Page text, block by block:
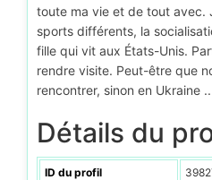
toute ma vie et de tout avec.
sports différents, la
fille qui vit aux États-Unis.
rendre visite. Peut-être que
rencontrer, sinon en Ukraine ..
Détails du
ID du profil